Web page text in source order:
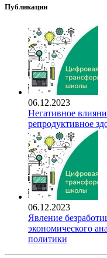
Публикации
06.12.2023
Негативное
репродуктивное
06.12.2023
Явление
экономического
политики